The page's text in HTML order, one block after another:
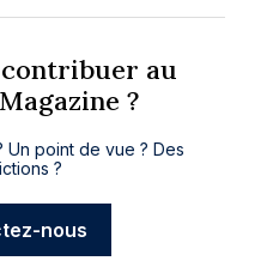
au
?
point de vue ? Des
?
nous